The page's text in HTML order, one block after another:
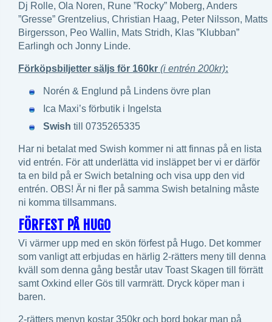
Dj Rolle, Ola Noren, Rune ”Rocky” Moberg, Anders
”Gresse” Grentzelius, Christian Haag, Peter Nilsson, Matts
Birgersson, Peo Wallin, Mats Stridh, Klas ”Klubban”
Earlingh och Jonny Linde.
Förköpsbiljetter säljs för 160kr (i entrén 200kr):
Norén & Englund på Lindens övre plan
Ica Maxi’s förbutik i Ingelsta
Swish till 0735265335
Har ni betalat med Swish kommer ni att finnas på en lista
vid entrén. För att underlätta vid insläppet ber vi er därför
ta en bild på er Swich betalning och visa upp den vid
entrén. OBS! Är ni fler på samma Swish betalning måste
ni komma tillsammans.
FÖRFEST PÅ HUGO
Vi värmer upp med en skön förfest på Hugo. Det kommer
som vanligt att erbjudas en härlig 2-rätters meny till denna
kväll som denna gång består utav Toast Skagen till förrätt
samt Oxkind eller Gös till varmrätt. Dryck köper man i
baren.
2-rätters menyn kostar 350kr och bord bokar man på